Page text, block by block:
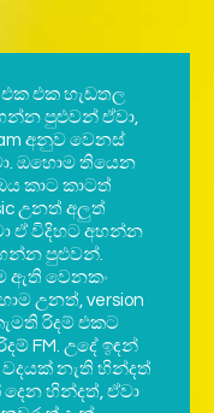
එක එක හැඩතල
පුළුවන් ඒවා,
අනුව වෙනස්
ඔහොම තියෙන
කාට කාටත්
උනත් අලුත්
ඒ විදිහට අහන්න
පුළුවන්.
ඇති වෙනකං
උනත්, version
රිදම් එකට
FM. උදේ ඉඳන්
නැති හින්දත්
හින්දත්, ඒවා